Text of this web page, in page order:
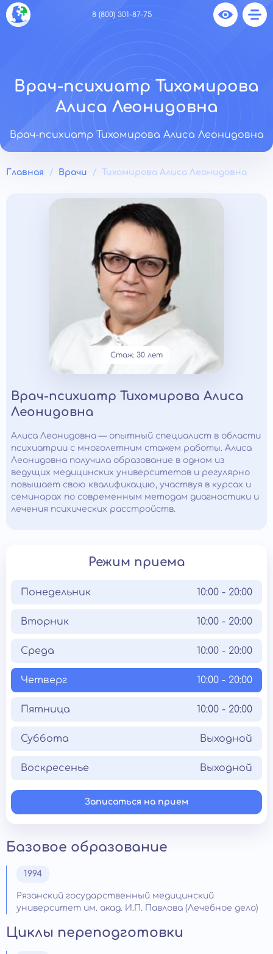
8 (800) 301-87-75
Врач-психиатр Тихомирова
Алиса Леонидовна
Врач-психиатр Тихомирова Алиса Леонидовна
Главная Врачи Тихомирова Алиса Леонидовна
Стаж: 30 лет
Врач-психиатр Тихомирова Алиса
Леонидовна
Алиса Леонидовна — опытный специалист в области
психиатрии с многолетним стажем работы. Алиса
Леонидовна получила образование в одном из
ведущих медицинских университетов и регулярно
повышает свою квалификацию, участвуя в курсах и
семинарах по современным методам диагностики и
лечения психических расстройств.
Режим приема
Понедельник 10:00 - 20:00
Вторник 10:00 - 20:00
Среда 10:00 - 20:00
Четверг 10:00 - 20:00
Пятница 10:00 - 20:00
Суббота Выходной
Воскресенье Выходной
Записаться на прием
Базовое образование
1994
Рязанский государственный медицинский
университет им. акад. И.П. Павлова (Лечебное дело)
Циклы переподготовки